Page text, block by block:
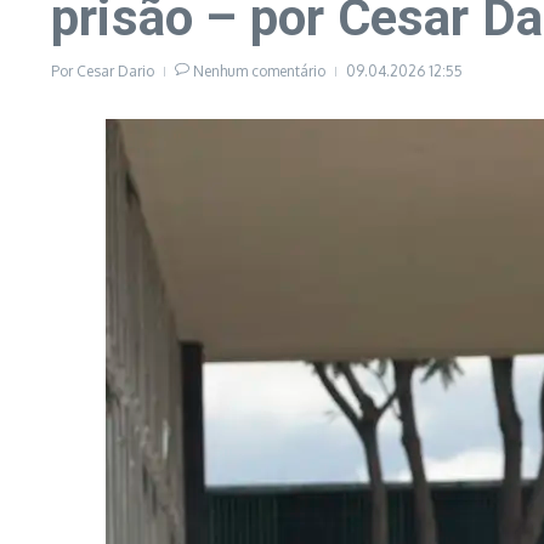
prisão – por Cesar
Por Cesar Dario Nenhum comentário 09.04.2026 12:55